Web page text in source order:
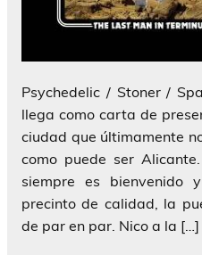
Psychedelic / Stoner /
llega como carta de
ciudad que últimamente
como puede ser
siempre es bienvenido
precinto de calidad, la
de par en par. Nico a la […]